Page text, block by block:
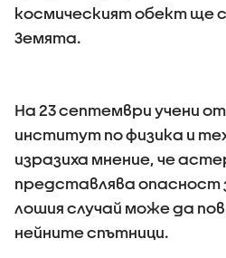
космическият обект ще
Земята.
На 23 септември учени
институт по физика и
изразиха мнение, че
представлява опасност
лошия случай може да
нейните спътници.